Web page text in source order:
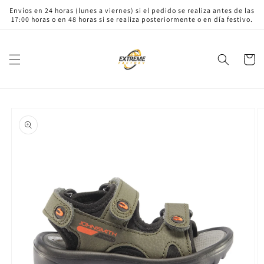
directamente
al contenido
Envíos en 24 horas (lunes a viernes) si el pedido se realiza antes de las
17:00 horas o en 48 horas si se realiza posteriormente o en día festivo.
Carrito
a la
información